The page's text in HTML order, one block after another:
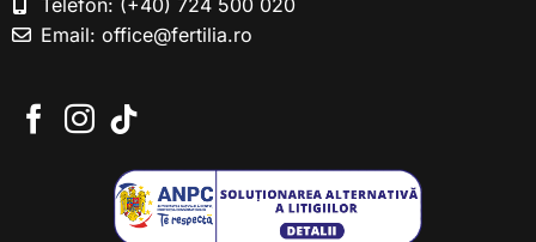
Email: office@fertilia.ro